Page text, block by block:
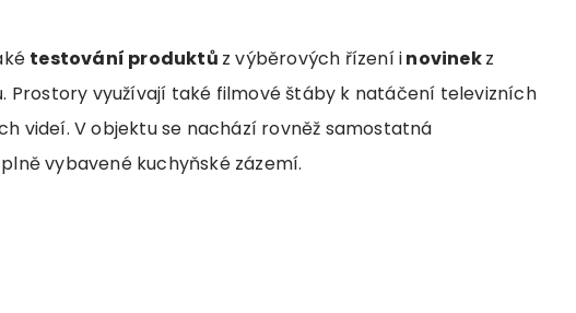
testování produktů z výběrových řízení inovinekz
Prostory využívají také filmové štáby k natáčení televizních
videí. V objektu se nachází rovněž samostatná
vybavené kuchyňské zázemí.